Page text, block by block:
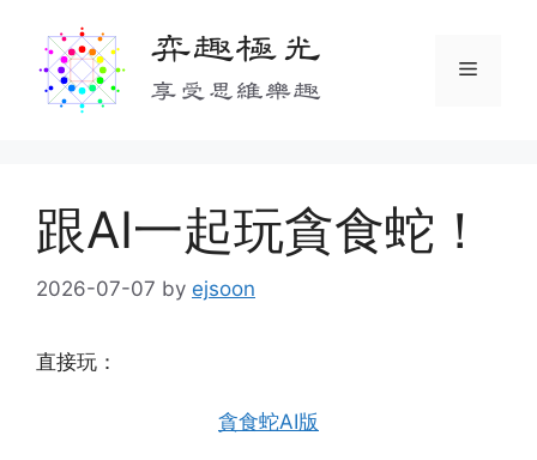
content
弈趣極光
享受思維樂趣
Menu
跟AI一起玩貪食蛇！
2026-07-07 by ejsoon
直接玩：
貪食蛇AI版